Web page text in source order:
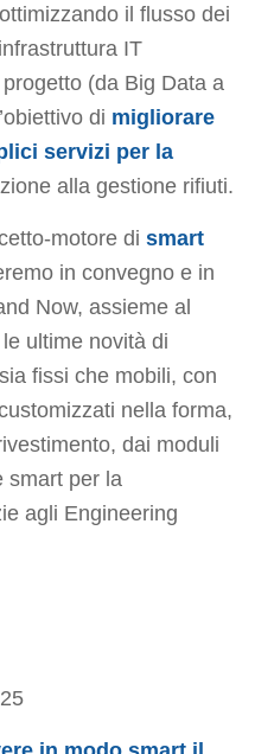
il flusso dei
IT
(da Big Data a
di migliorare
servizi per la
alla gestione rifiuti.
motore di smart
in convegno e in
Now, assieme al
ultime novità di
fissi che mobili, con
nella forma,
dai moduli
smart per la
agli Engineering